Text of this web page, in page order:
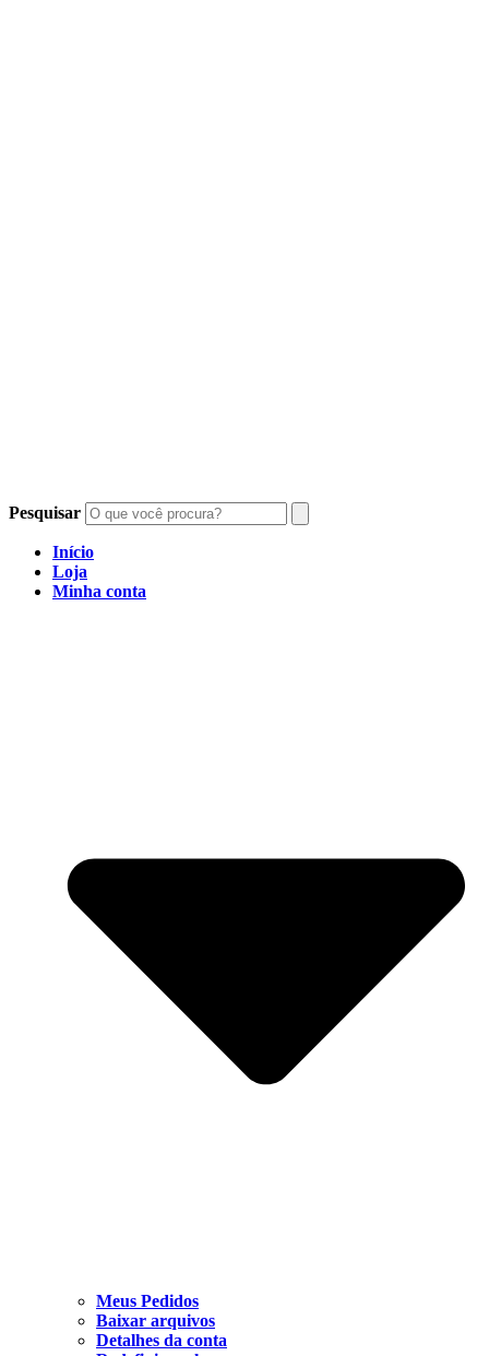
Pesquisar
Início
Loja
Minha conta
Meus Pedidos
Baixar arquivos
Detalhes da conta